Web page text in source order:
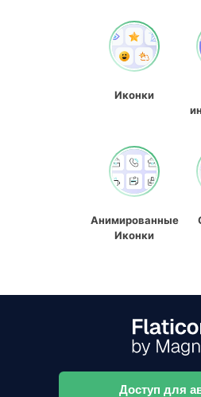
Иконки
Анимированные
Иконки
Доступ для